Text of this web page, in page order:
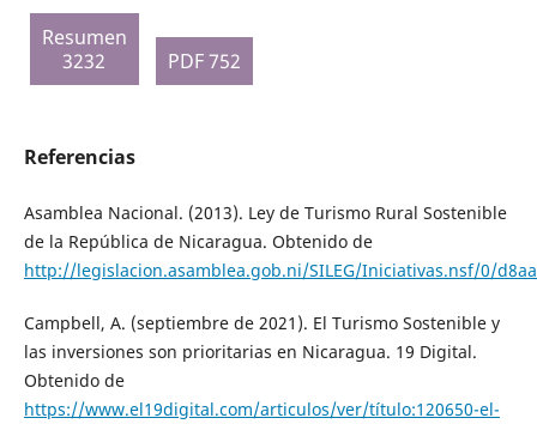
Resumen
3232
PDF 752
Referencias
Asamblea Nacional. (2013). Ley de Turismo Rural Sostenible
de la República de Nicaragua. Obtenido de
http://legislacion.asamblea.gob.ni/SILEG/Iniciativas.nsf/0/
Campbell, A. (septiembre de 2021). El Turismo Sostenible y
las inversiones son prioritarias en Nicaragua. 19 Digital.
Obtenido de
https://www.el19digital.com/articulos/ver/título:120650-el-